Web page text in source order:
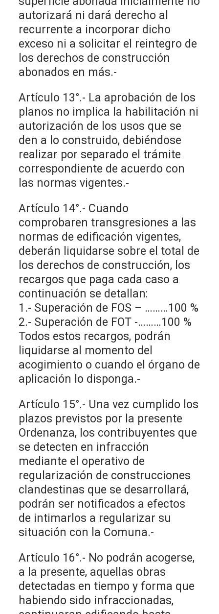
autorizará ni dará derecho al
recurrente a incorporar dicho
exceso ni a solicitar el reintegro de
los derechos de construcción
abonados en más.-
Artículo 13°.- La aprobación de los
planos no implica la habilitación ni
autorización de los usos que se
den a lo construido, debiéndose
realizar por separado el trámite
correspondiente de acuerdo con
las normas vigentes.-
Artículo 14°.- Cuando
comprobaren transgresiones a las
normas de edificación vigentes,
deberán liquidarse sobre el total de
los derechos de construcción, los
recargos que paga cada caso a
continuación se detallan:
1.- Superación de FOS – ………100 %
2.- Superación de FOT -………100 %
Todos estos recargos, podrán
liquidarse al momento del
acogimiento o cuando el órgano de
aplicación lo disponga.-
Artículo 15°.- Una vez cumplido los
plazos previstos por la presente
Ordenanza, los contribuyentes que
se detecten en infracción
mediante el operativo de
regularización de construcciones
clandestinas que se desarrollará,
podrán ser notificados a efectos
de intimarlos a regularizar su
situación con la Comuna.-
Artículo 16°.- No podrán acogerse,
a la presente, aquellas obras
detectadas en tiempo y forma que
habiendo sido infraccionadas,